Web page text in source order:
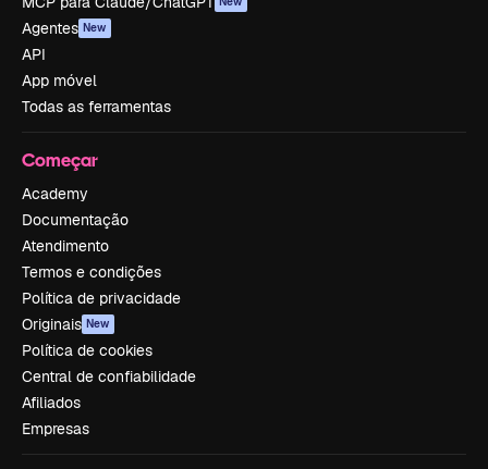
Agentes New
API
App móvel
Todas as ferramentas
Começar
Academy
Documentação
Atendimento
Termos e condições
Política de privacidade
Originais New
Política de cookies
Central de confiabilidade
Afiliados
Empresas